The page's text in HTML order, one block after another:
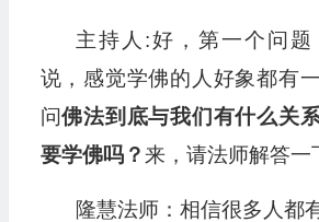
主持人:好，第一个问
说，感觉学佛的人好象都有
问佛法到底与我们有什么关
要学佛吗？来，请法师解答一
隆慧法师：相信很多人都